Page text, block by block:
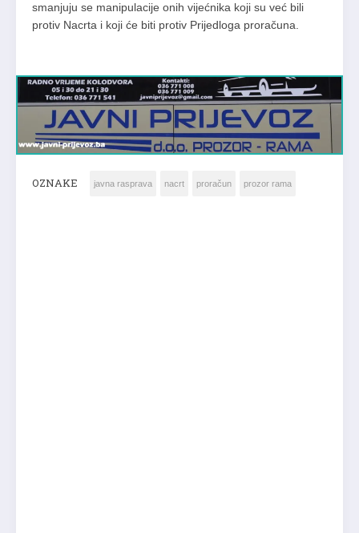
smanjuju se manipulacije onih vijećnika koji su već bili
protiv Nacrta i koji će biti protiv Prijedloga proračuna.
OZNAKE javna rasprava nacrt proračun prozor rama